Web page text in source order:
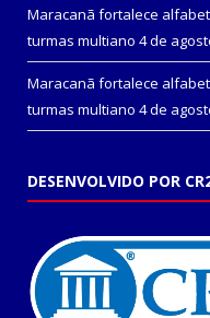
Maracanã fortalece
turmas multiano 4 de
Maracanã fortalece
turmas multiano 4 de
DESENVOLVIDO POR